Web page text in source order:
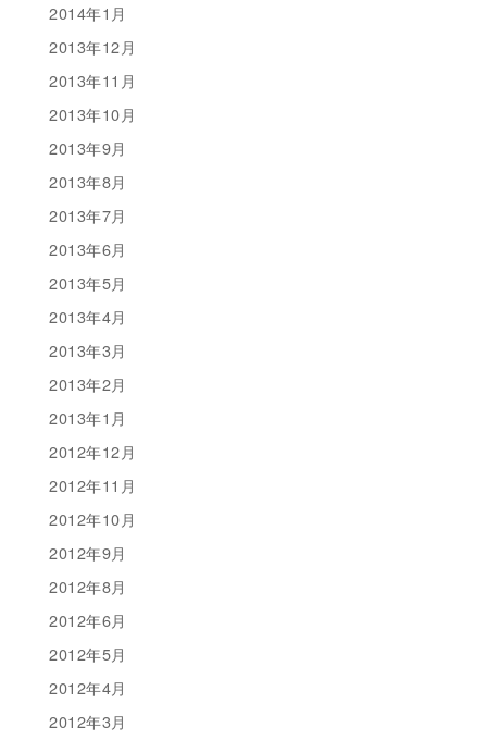
2014年1月
2013年12月
2013年11月
2013年10月
2013年9月
2013年8月
2013年7月
2013年6月
2013年5月
2013年4月
2013年3月
2013年2月
2013年1月
2012年12月
2012年11月
2012年10月
2012年9月
2012年8月
2012年6月
2012年5月
2012年4月
2012年3月